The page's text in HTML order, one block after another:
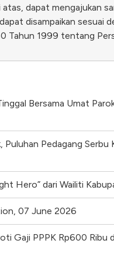
dapat mengajukan
disampaikan sesuai
Tahun 1999 tentang
Bersama Umat
Puluhan Pedagang Serbu
Hero” dari Wailiti
07 June 2026
Gaji PPPK Rp600 Ribu